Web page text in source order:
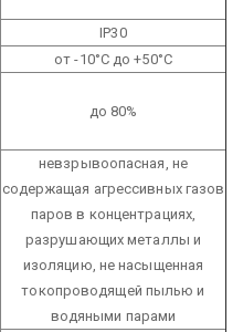
IP30
от -10°С до +50°С
до 80%
невзрывоопасная, не
содержащая агрессивных газов
паров в концентрациях,
разрушающих металлы и
изоляцию, не насыщенная
токопроводящей пылью и
водяными парами